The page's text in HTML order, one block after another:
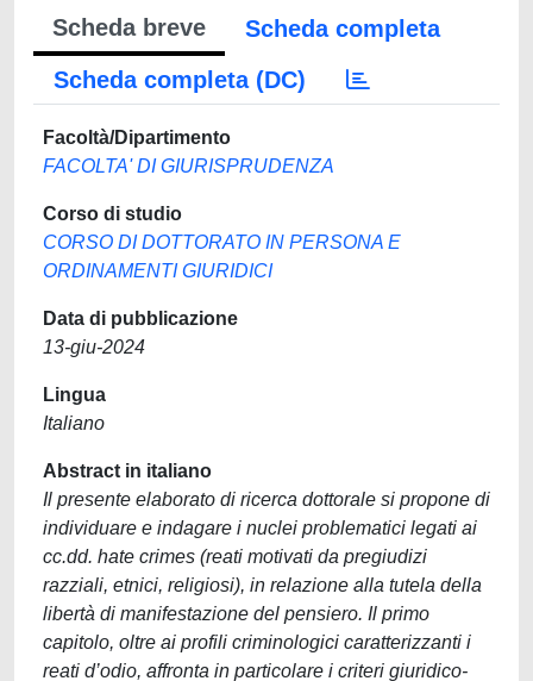
Scheda breve
Scheda completa
Scheda completa (DC)
Facoltà/Dipartimento
FACOLTA' DI GIURISPRUDENZA
Corso di studio
CORSO DI DOTTORATO IN PERSONA E
ORDINAMENTI GIURIDICI
Data di pubblicazione
13-giu-2024
Lingua
Italiano
Abstract in italiano
Il presente elaborato di ricerca dottorale si propone di
individuare e indagare i nuclei problematici legati ai
cc.dd. hate crimes (reati motivati da pregiudizi
razziali, etnici, religiosi), in relazione alla tutela della
libertà di manifestazione del pensiero. Il primo
capitolo, oltre ai profili criminologici caratterizzanti i
reati d’odio, affronta in particolare i criteri giuridico-